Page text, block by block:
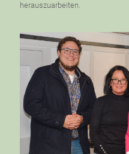
herauszuarbeiten.